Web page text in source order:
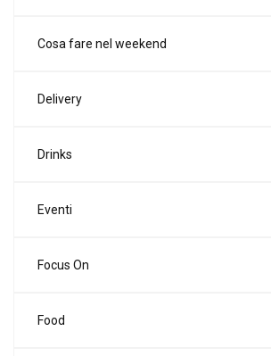
Cosa fare nel weekend
Delivery
Drinks
Eventi
Focus On
Food